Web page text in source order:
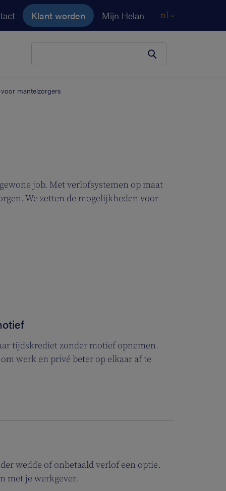
Klant worden Mijn Helan nl
mantelzorgers
job. Met verlofsystemen op maat
We zetten de mogelijkheden voor
tijdskrediet zonder motief opnemen.
werk en privé beter op elkaar af te
wedde of onbetaald verlof een optie.
met je werkgever.